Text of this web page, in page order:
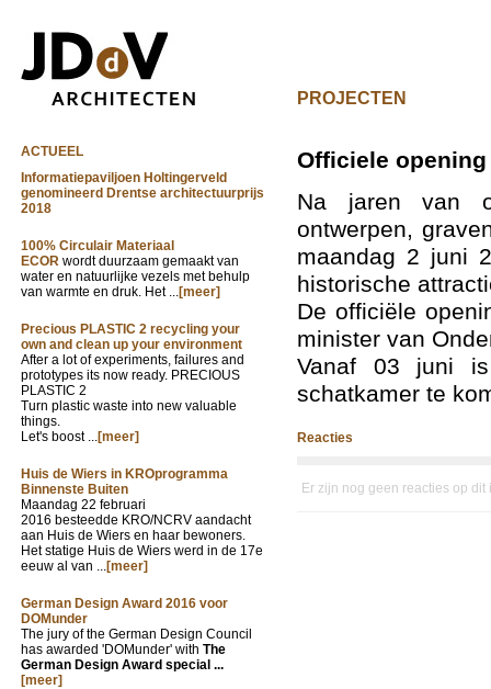
PROJECTEN
ACTUEEL
Informatiepaviljoen Holtingerveld
genomineerd Drentse architectuurprijs
2018
100% Circulair Materiaal
ECOR wordt duurzaam gemaakt van
water en natuurlijke vezels met behulp
van warmte en druk. Het ...[meer]
Precious PLASTIC 2 recycling your
own and clean up your environment
After a lot of experiments, failures and
prototypes its now ready. PRECIOUS
PLASTIC 2
Turn plastic waste into new valuable
things.
Let's boost ...[meer]
Huis de Wiers in KROprogramma
Binnenste Buiten
Maandag 22 februari
2016 besteedde KRO/NCRV aandacht
aan Huis de Wiers en haar bewoners.
Het statige Huis de Wiers werd in de 17e
eeuw al van ...[meer]
German Design Award 2016 voor
DOMunder
The jury of the German Design Council
has awarded 'DOMunder' with The
German Design Award special ...
[meer]
Officiele opening
Na jaren van
ontwerpen,
maandag 2 juni
historische
De officiële
minister van
Vanaf 03 juni is
schatkamer te
Reacties
Er zijn nog geen reacties op dit